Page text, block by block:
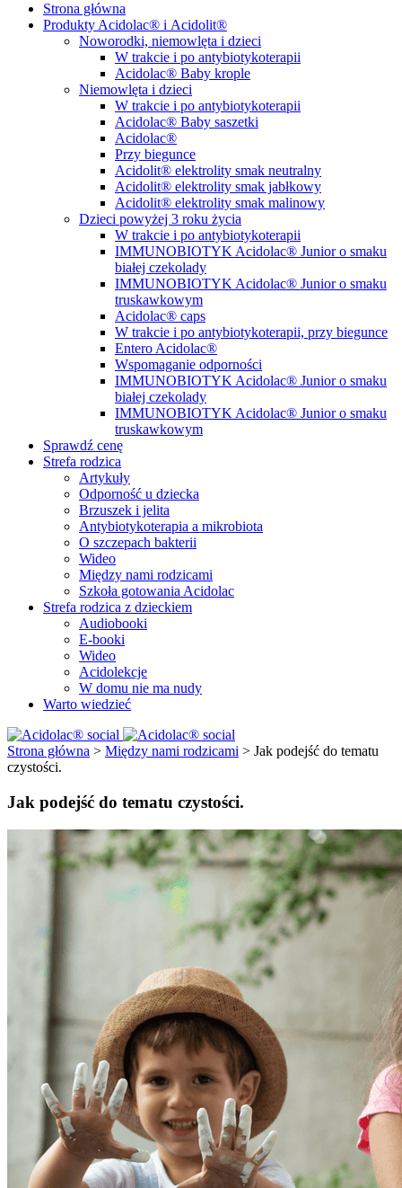
Strona główna
Produkty Acidolac® i Acidolit®
Noworodki, niemowlęta i dzieci
W trakcie i po antybiotykoterapii
Acidolac® Baby krople
Niemowlęta i dzieci
W trakcie i po antybiotykoterapii
Acidolac® Baby saszetki
Acidolac®
Przy biegunce
Acidolit® elektrolity smak neutralny
Acidolit® elektrolity smak jabłkowy
Acidolit® elektrolity smak malinowy
Dzieci powyżej 3 roku życia
W trakcie i po antybiotykoterapii
IMMUNOBIOTYK Acidolac® Junior o smaku
białej czekolady
IMMUNOBIOTYK Acidolac® Junior o smaku
truskawkowym
Acidolac® caps
W trakcie i po antybiotykoterapii, przy biegunce
Entero Acidolac®
Wspomaganie odporności
IMMUNOBIOTYK Acidolac® Junior o smaku
białej czekolady
IMMUNOBIOTYK Acidolac® Junior o smaku
truskawkowym
Sprawdź cenę
Strefa rodzica
Artykuły
Odporność u dziecka
Brzuszek i jelita
Antybiotykoterapia a mikrobiota
O szczepach bakterii
Wideo
Między nami rodzicami
Szkoła gotowania Acidolac
Strefa rodzica z dzieckiem
Audiobooki
E-booki
Wideo
Acidolekcje
W domu nie ma nudy
Warto wiedzieć
Strona główna > Między nami rodzicami > Jak podejść do tematu
czystości.
Jak podejść do tematu czystości.